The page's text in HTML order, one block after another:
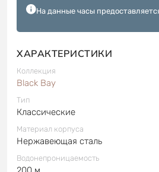
На данные часы
ХАРАКТЕРИСТИКИ
Коллекция
Black Bay
Тип
Классические
Материал корпуса
Нержавеющая сталь
Водонепроницаемость